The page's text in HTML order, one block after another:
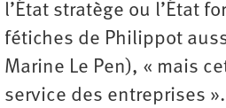
l’État stratège ou l’État
fétiches de Philippot
Marine Le Pen), « mais
service des entreprises